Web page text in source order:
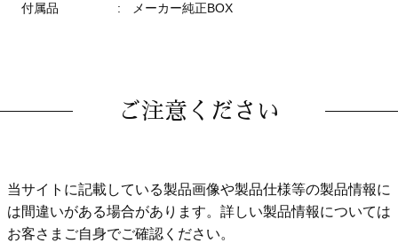
付属品
: メーカー純正BOX
ご注意ください
当サイトに記載している製品画像や製品仕様等の製品情報に
は間違いがある場合があります。詳しい製品情報については
お客さまご自身でご確認ください。